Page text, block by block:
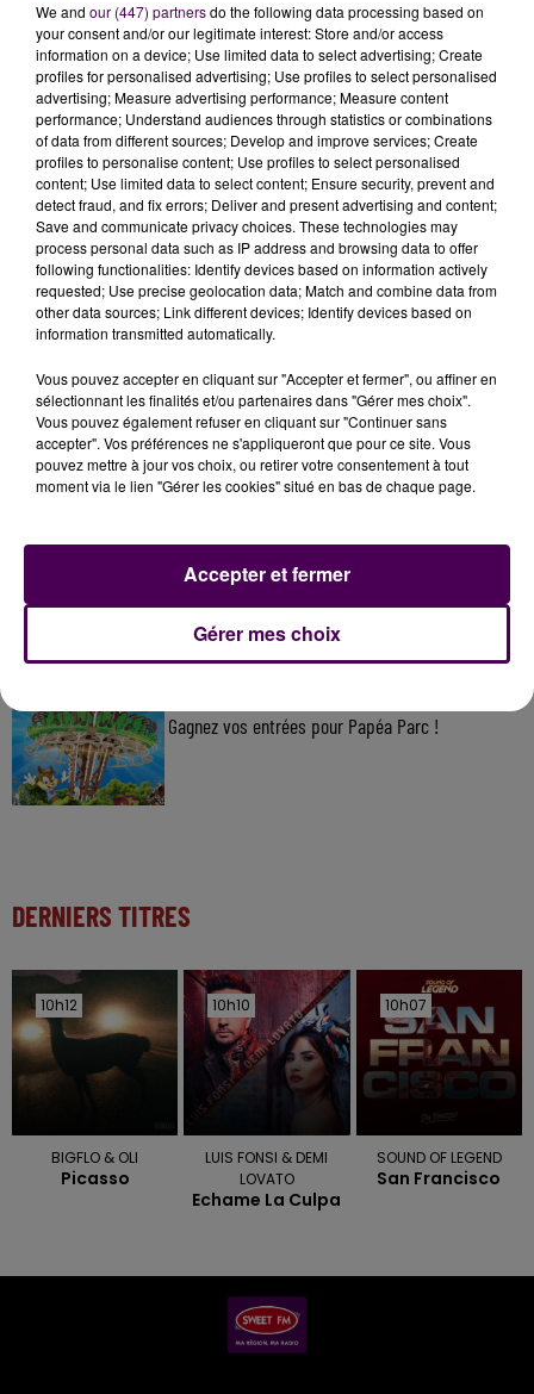
détention de stupéfiants. L'opération a également
conduit à uneretenue pour un étranger sous
obligation de quitter le territoire français.
À LA UNE
7 août 2026
Gagnez vos pass pour le V and B Fest' 2026 !
11 juillet 2026
Inscrivez-vous au casting The Voice & The Voice
Kids !
Gagnez vos entrées pour Papéa Parc !
DERNIERS TITRES
10h12
10h12
BIGFLO & OLI
Picasso
10h10
10h10
LUIS FONSI & DEMI
LOVATO
Echame La Culpa
10h07
10h07
SOUND OF LEGEND
San Francisco
We and our (447) partnersdo the following data processing based on
your consent and/or our legitimate interest: Store and/or access
information on a device; Use limited data to select advertising; Create
profiles for personalised advertising; Use profiles to select personalised
advertising; Measure advertising performance; Measure content
performance; Understand audiences through statistics or combinations
of data from different sources; Develop and improve services; Create
profiles to personalise content; Use profiles to select personalised
content; Use limited data to select content; Ensure security, prevent and
detect fraud, and fix errors; Deliver and present advertising and content;
Save and communicate privacy choices. These technologies may
process personal data such as IP address and browsing data to offer
following functionalities: Identify devices based on information actively
requested; Use precise geolocation data; Match and combine data from
other data sources; Link different devices; Identify devices based on
information transmitted automatically.
Vous pouvez accepter en cliquant sur "Accepter et fermer", ou affiner en
sélectionnant les finalités et/ou partenaires dans "Gérer mes choix".
Vous pouvez également refuser en cliquant sur "Continuer sans
accepter". Vos préférences ne s'appliqueront que pour ce site. Vous
pouvez mettre à jour vos choix, ou retirer votre consentement à tout
moment via le lien "Gérer les cookies" situé en bas de chaque page.
Gérer mes choix
Accepter et fermer